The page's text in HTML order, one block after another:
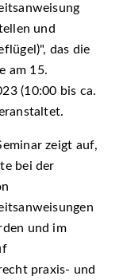
und
, das die
am 15.
(10:00 bis ca.
zeigt auf,
bei der
und im
praxis- und